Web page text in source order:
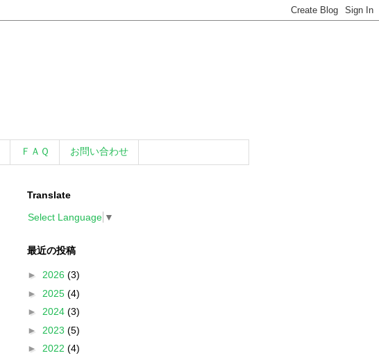
ＦＡＱ お問い合わせ
Translate
Select Language ▼
最近の投稿
► 2026 (3)
► 2025 (4)
► 2024 (3)
► 2023 (5)
► 2022 (4)